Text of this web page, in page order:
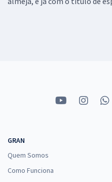
GRAN
Quem Somos
Como Funciona